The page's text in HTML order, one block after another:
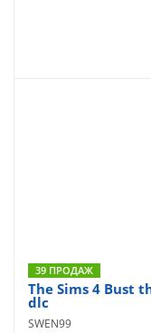
39 ПРОДАЖ
The Sims 4 Bust
dlc
SWEN99